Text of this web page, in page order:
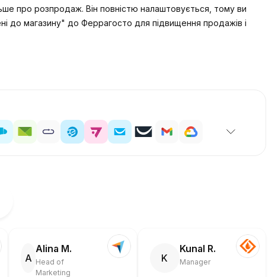
про розпродаж. Він повністю налаштовується, тому ви
до магазину" до Феррагосто для підвищення продажів і
A
Alina M.
Head of
Marketing
K
Kunal R.
Manager